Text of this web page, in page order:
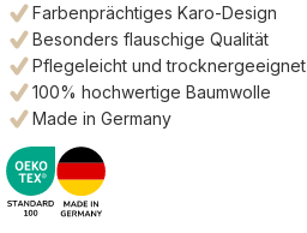
Farbenprächtiges Karo-Design
Besonders flauschige Qualität
Pflegeleicht und trocknergeeignet
100% hochwertige Baumwolle
Made in Germany